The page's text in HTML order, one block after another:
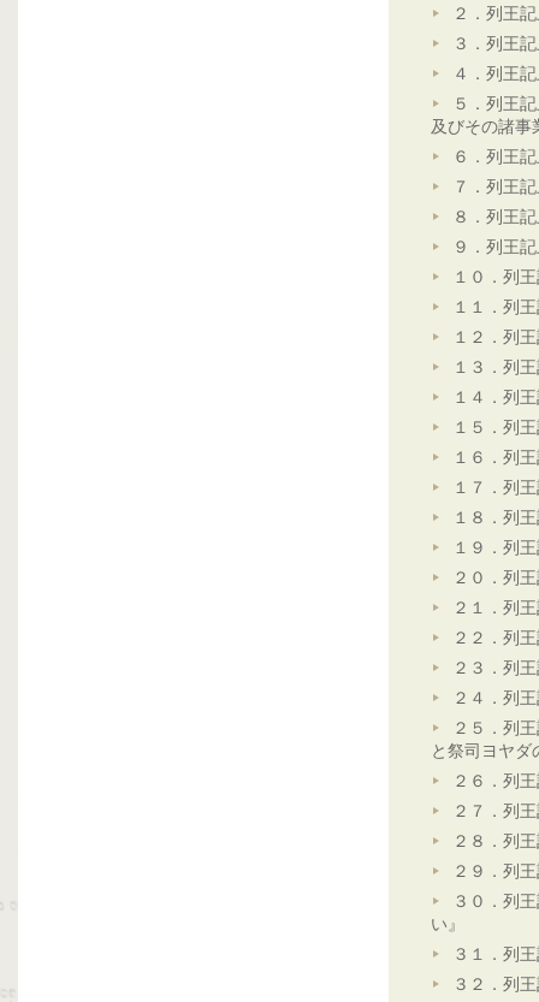
２．列王
３．列王
４．列王
５．列王
及びその諸事
６．列王
７．列王
８．列王
９．列王
１０．列
１１．列
１２．列
１３．列
１４．列
１５．列
１６．列
１７．列
１８．列
１９．列
２０．列
２１．列
２２．列
２３．列
２４．列
２５．列
と祭司ヨヤダ
２６．列
２７．列
２８．列
２９．列
３０．列
い』
３１．列
３２．列